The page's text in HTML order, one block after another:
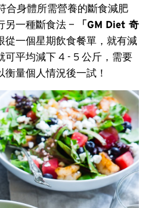
合身體所需營養的斷食減肥
另一種斷食法 —
「GM Diet 奇
從一個星期飲食餐單，就有減
可平均減下 4 - 5 公斤，需要
量個人情況後一試！